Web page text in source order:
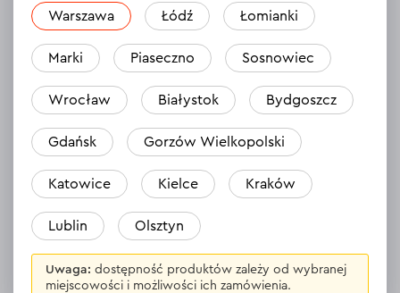
Zostaw opinię
Opinie 25
Klemens
Już kupione
03.11.2025
Bardzo pożądny sprzęt bez porównania do innych marek 😁
Odpowiedź 1 odpowiedź
Łukasz
Warszawa Łódź Łomianki
Marki Piaseczno Sosnowiec
Wrocław Białystok Bydgoszcz
Gdańsk Gorzów Wielkopolski
Katowice Kielce Kraków
Lublin Olsztyn
Uwaga: dostępność produktów zależy od wybranej
miejscowości i możliwości ich zamówienia.